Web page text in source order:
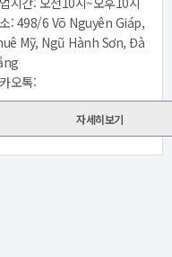
: 498/6 Võ Nguyên Giáp,
Mỹ, Ngũ Hành Sơn, Đà
오톡:
자세히보기